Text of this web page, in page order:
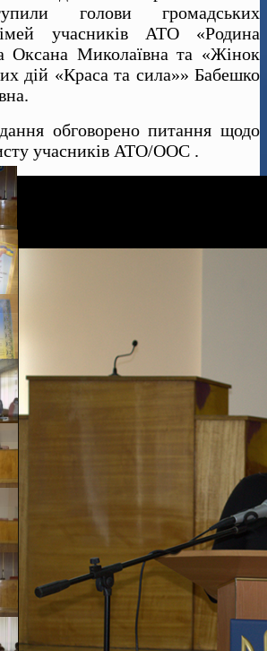
голови громадських
учасників АТО «Родина
Оксана Миколаївна та «Жінок
дій «Краса та сила»» Бабешко
обговорено питання щодо
учасників АТО/ООС .